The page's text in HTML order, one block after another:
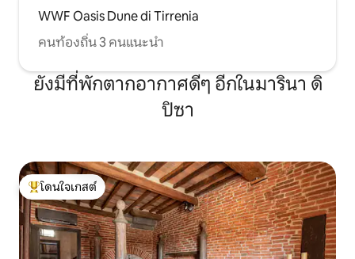
WWF Oasis Dune di Tirrenia
คนท้องถิ่น 3 คนแนะนำ
ยังมีที่พักตากอากาศดีๆ อีกในมารินา ดิ
ปิซา
โดนใจเกสต์ที่สุด
โดนใจเกสต์